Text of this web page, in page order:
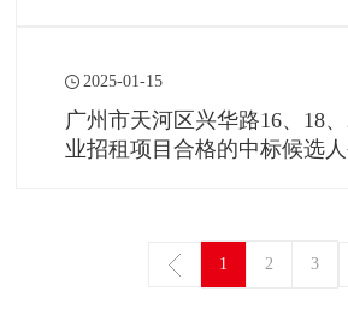
2025-01-15
广州市天河区兴华路16、18
业招租项目合格的中标候选
1 2 3